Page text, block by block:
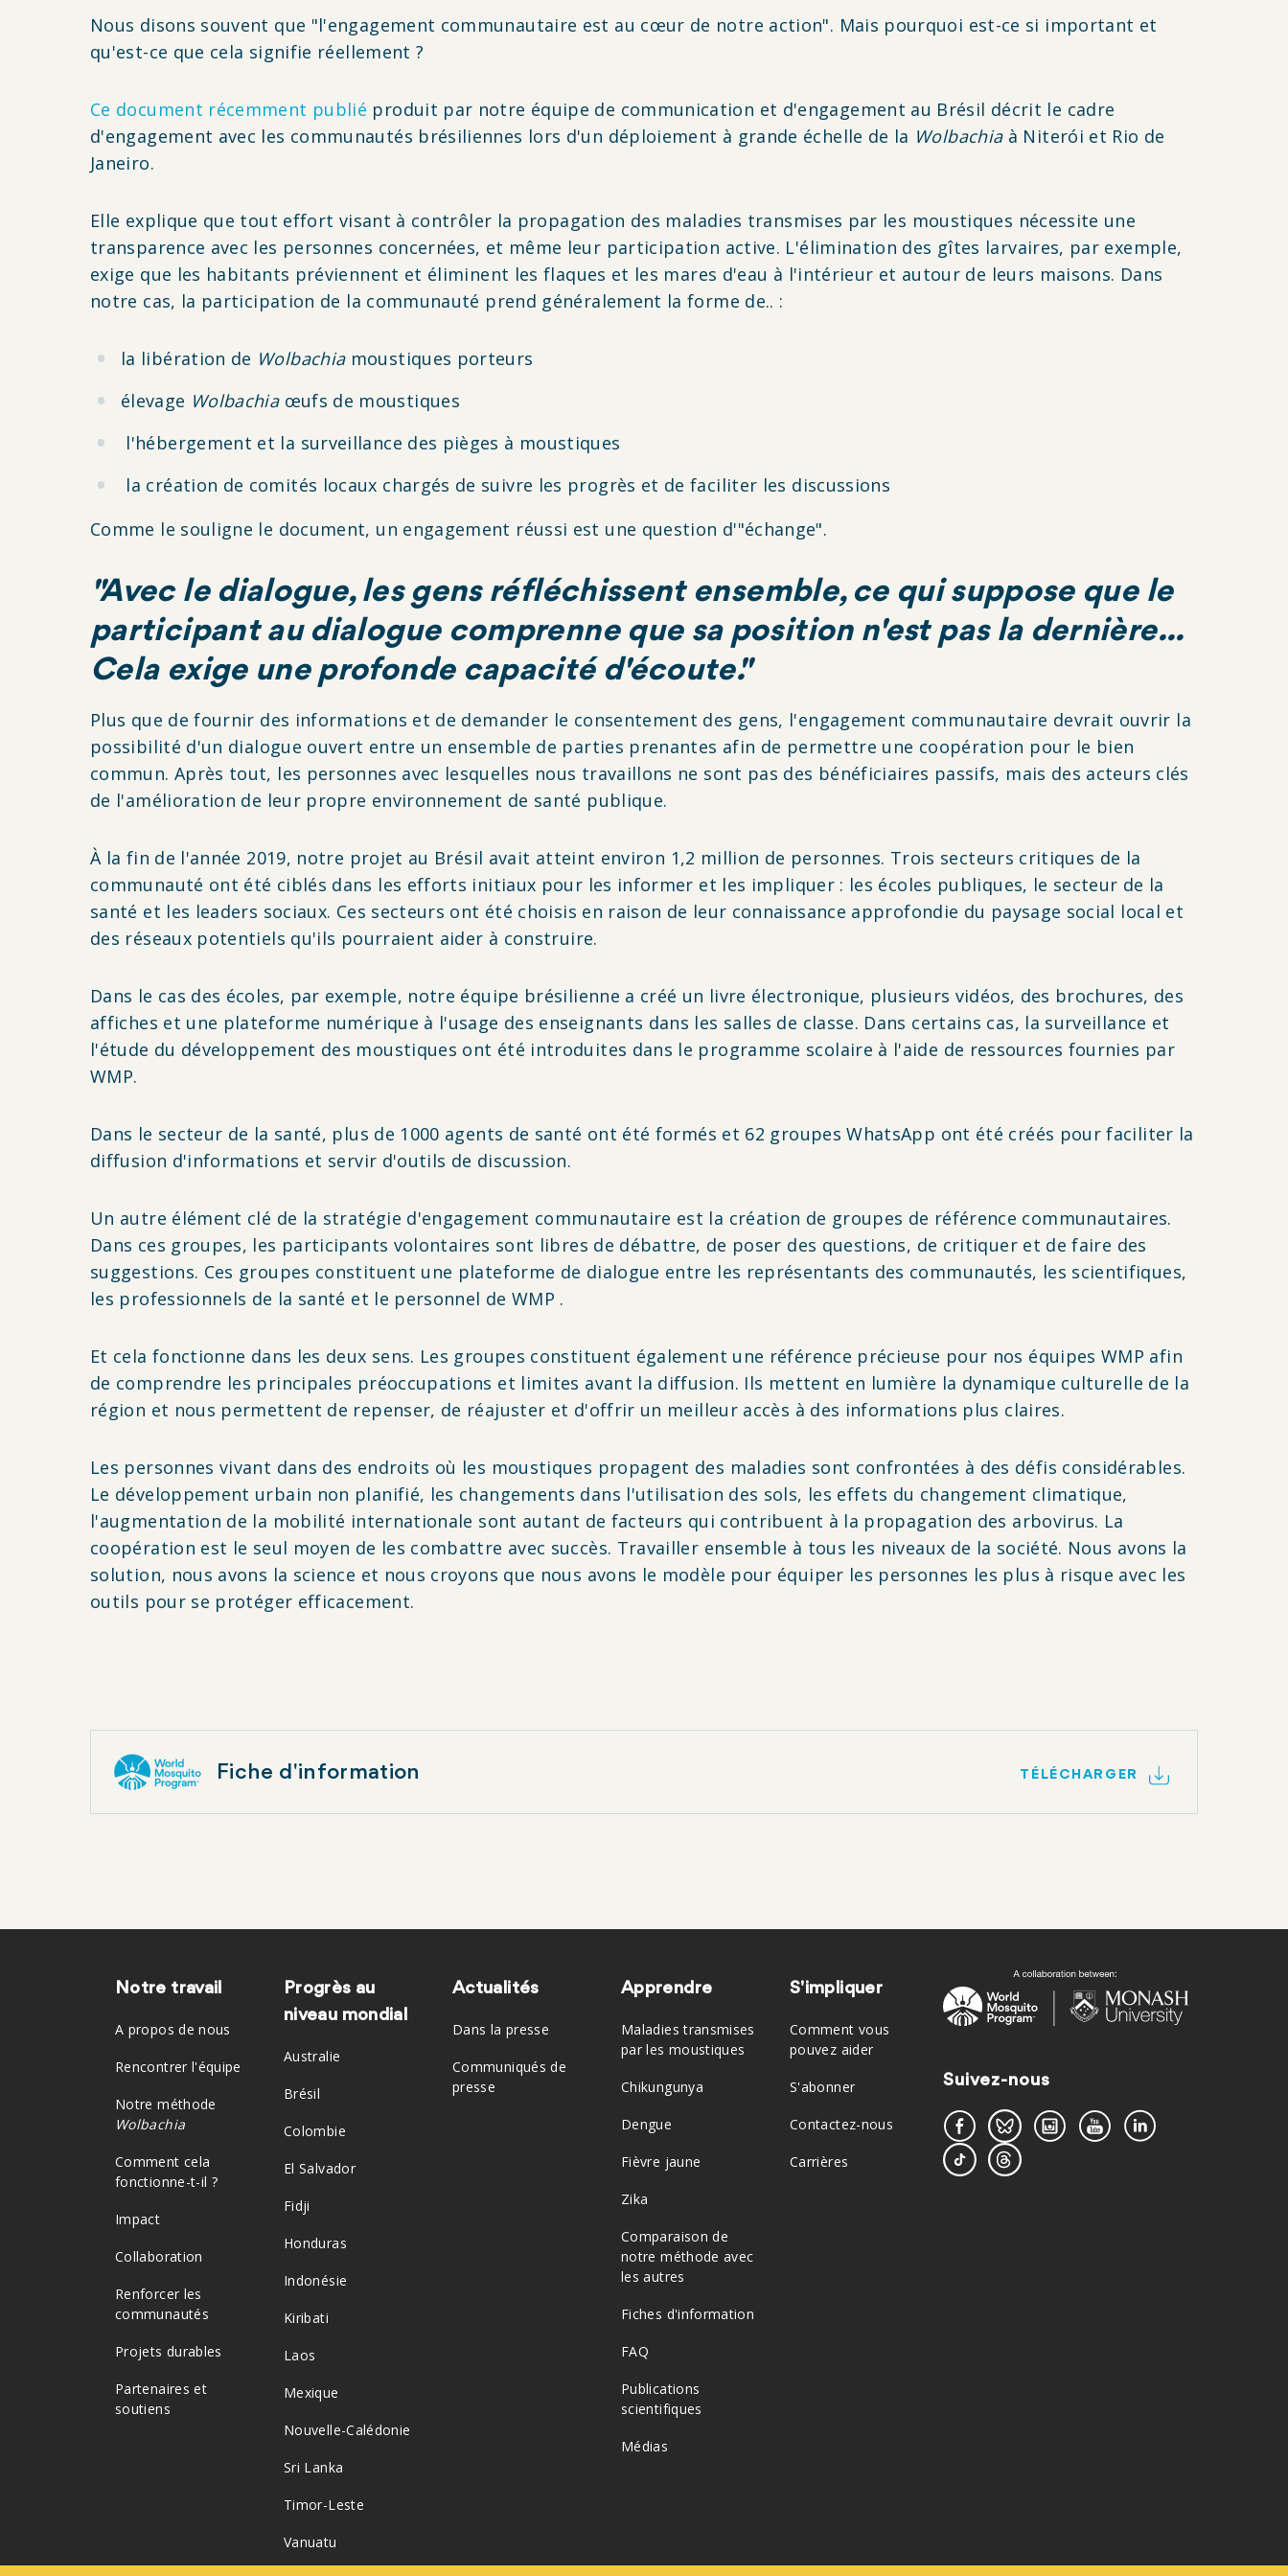
Nous disons souvent que "l'engagement communautaire est au cœur de notre action". Mais pourquoi est-ce si important et
qu'est-ce que cela signifie réellement ?
Ce document récemment publié produit par notre équipe de communication et d'engagement au Brésil décrit le cadre
d'engagement avec les communautés brésiliennes lors d'un déploiement à grande échelle de la Wolbachiaà Niterói et Rio de
Janeiro.
Elle explique que tout effort visant à contrôler la propagation des maladies transmises par les moustiques nécessite une
transparence avec les personnes concernées, et même leur participation active. L'élimination des gîtes larvaires, par exemple,
exige que les habitants préviennent et éliminent les flaques et les mares d'eau à l'intérieur et autour de leurs maisons. Dans
notre cas, la participation de la communauté prend généralement la forme de.. :
la libération de Wolbachiamoustiques porteurs
élevage Wolbachiaœufs de moustiques
l'hébergement et la surveillance des pièges à moustiques
la création de comités locaux chargés de suivre les progrès et de faciliter les discussions
Comme le souligne le document, un engagement réussi est une question d'"échange".
"Avec le dialogue, les gens réfléchissent ensemble, ce qui suppose que le
participant au dialogue comprenne que sa position n'est pas la dernière...
Cela exige une profonde capacité d'écoute."
Plus que de fournir des informations et de demander le consentement des gens, l'engagement communautaire devrait ouvrir la
possibilité d'un dialogue ouvert entre un ensemble de parties prenantes afin de permettre une coopération pour le bien
commun. Après tout, les personnes avec lesquelles nous travaillons ne sont pas des bénéficiaires passifs, mais des acteurs clés
de l'amélioration de leur propre environnement de santé publique.
À la fin de l'année 2019, notre projet au Brésil avait atteint environ 1,2 million de personnes. Trois secteurs critiques de la
communauté ont été ciblés dans les efforts initiaux pour les informer et les impliquer : les écoles publiques, le secteur de la
santé et les leaders sociaux. Ces secteurs ont été choisis en raison de leur connaissance approfondie du paysage social local et
des réseaux potentiels qu'ils pourraient aider à construire.
Dans le cas des écoles, par exemple, notre équipe brésilienne a créé un livre électronique, plusieurs vidéos, des brochures, des
affiches et une plateforme numérique à l'usage des enseignants dans les salles de classe. Dans certains cas, la surveillance et
l'étude du développement des moustiques ont été introduites dans le programme scolaire à l'aide de ressources fournies par
WMP.
Dans le secteur de la santé, plus de 1000 agents de santé ont été formés et 62 groupes WhatsApp ont été créés pour faciliter la
diffusion d'informations et servir d'outils de discussion.
Un autre élément clé de la stratégie d'engagement communautaire est la création de groupes de référence communautaires.
Dans ces groupes, les participants volontaires sont libres de débattre, de poser des questions, de critiquer et de faire des
suggestions. Ces groupes constituent une plateforme de dialogue entre les représentants des communautés, les scientifiques,
les professionnels de la santé et le personnel de WMP .
Et cela fonctionne dans les deux sens. Les groupes constituent également une référence précieuse pour nos équipes WMP afin
de comprendre les principales préoccupations et limites avant la diffusion. Ils mettent en lumière la dynamique culturelle de la
région et nous permettent de repenser, de réajuster et d'offrir un meilleur accès à des informations plus claires.
Les personnes vivant dans des endroits où les moustiques propagent des maladies sont confrontées à des défis considérables.
Le développement urbain non planifié, les changements dans l'utilisation des sols, les effets du changement climatique,
l'augmentation de la mobilité internationale sont autant de facteurs qui contribuent à la propagation des arbovirus. La
coopération est le seul moyen de les combattre avec succès. Travailler ensemble à tous les niveaux de la société. Nous avons la
solution, nous avons la science et nous croyons que nous avons le modèle pour équiper les personnes les plus à risque avec les
outils pour se protéger efficacement.
Fiche d'information TÉLÉCHARGER
Pied
de
page
Notre travail
A propos de nous
Rencontrer l'équipe
Notre méthode
Wolbachia
Comment cela
fonctionne-t-il ?
Impact
Collaboration
Renforcer les
communautés
Projets durables
Partenaires et
soutiens
Progrès au
niveau mondial
Australie
Brésil
Colombie
El Salvador
Fidji
Honduras
Indonésie
Kiribati
Laos
Mexique
Nouvelle-Calédonie
Sri Lanka
Timor-Leste
Vanuatu
Actualités
Dans la presse
Communiqués de
presse
Apprendre
Maladies transmises
par les moustiques
Chikungunya
Dengue
Fièvre jaune
Zika
Comparaison de
notre méthode avec
les autres
Fiches d'information
FAQ
Publications
scientifiques
Médias
S'impliquer
Comment vous
pouvez aider
S'abonner
Contactez-nous
Carrières
Suivez-nous